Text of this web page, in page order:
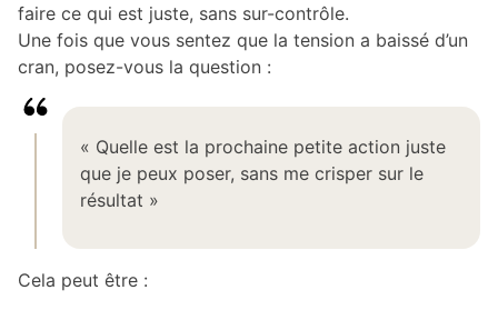
faire ce qui est juste, sans sur-contrôle.
Une fois que vous sentez que la tension a baissé d’un
cran, posez-vous la question :
« Quelle est la prochaine petite action juste
que je peux poser, sans me crisper sur le
résultat »
Cela peut être :